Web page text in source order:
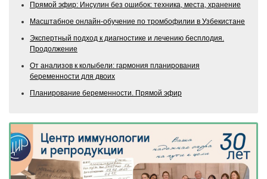
Прямой эфир: Инсулин без ошибок: техника, места, хранение
Масштабное онлайн-обучение по тромбофилии в Узбекистане
Экспертный подход к диагностике и лечению бесплодия.
Продолжение
От анализов к колыбели: гармония планирования
беременности для двоих
Планирование беременности. Прямой эфир